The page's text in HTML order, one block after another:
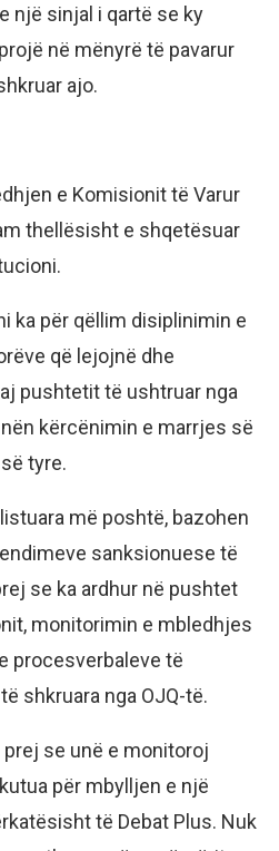
një sinjal i qartë se ky
në mënyrë të pavarur
ajo.
e Komisionit të Varur
thellësisht e shqetësuar
ka për qëllim disiplinimin e
që lejojnë dhe
pushtetit të ushtruar nga
kërcënimin e marrjes së
tyre.
më poshtë, bazohen
sanksionuese të
se ka ardhur në pushtet
monitorimin e mbledhjes
procesverbaleve të
shkruara nga OJQ-të.
prej se unë e monitoroj
për mbylljen e një
të Debat Plus. Nuk